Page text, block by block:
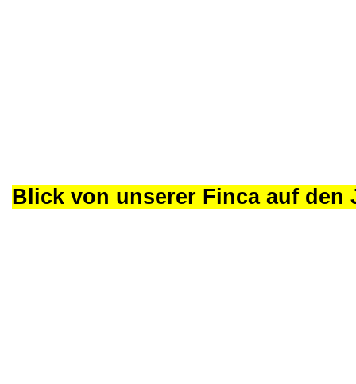
Blick von unserer Finca auf den